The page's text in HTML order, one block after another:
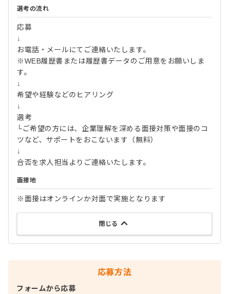
選考の流れ
応募
↓
お電話・メールにてご連絡いたします。
※WEB履歴書または履歴書データのご用意をお願いしま
す。
↓
希望や経験などのヒアリング
↓
選考
└ご希望の方には、企業理解を深める面接対策や面接のコ
ツなど、サポートをおこないます（無料）
↓
合否を求人担当よりご連絡いたします。
面接地
※面接はオンラインか対面で実施となります
閉じる
応募方法
フォームから応募